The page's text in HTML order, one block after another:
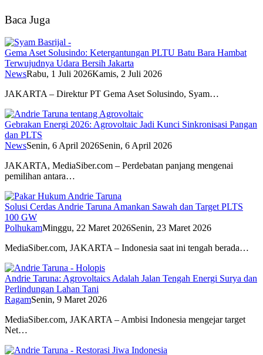
Baca Juga
Gema Aset Solusindo: Ketergantungan PLTU Batu Bara Hambat
Terwujudnya Udara Bersih Jakarta
NewsRabu, 1 Juli 2026Kamis, 2 Juli 2026
JAKARTA – Direktur PT Gema Aset Solusindo, Syam…
Gebrakan Energi 2026: Agrovoltaic Jadi Kunci Sinkronisasi Pangan
dan PLTS
NewsSenin, 6 April 2026Senin, 6 April 2026
JAKARTA, MediaSiber.com – Perdebatan panjang mengenai
pemilihan antara…
Solusi Cerdas Andrie Taruna Amankan Sawah dan Target PLTS
100 GW
PolhukamMinggu, 22 Maret 2026Senin, 23 Maret 2026
MediaSiber.com, JAKARTA – Indonesia saat ini tengah berada…
Andrie Taruna: Agrovoltaics Adalah Jalan Tengah Energi Surya dan
Perlindungan Lahan Tani
RagamSenin, 9 Maret 2026
MediaSiber.com, JAKARTA – Ambisi Indonesia mengejar target
Net…